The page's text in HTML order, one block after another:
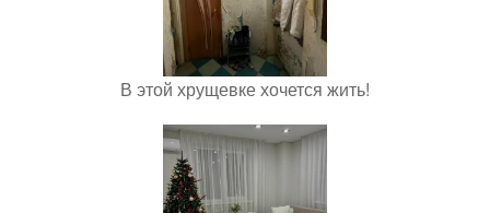
В этой хрущевке хочется жить!